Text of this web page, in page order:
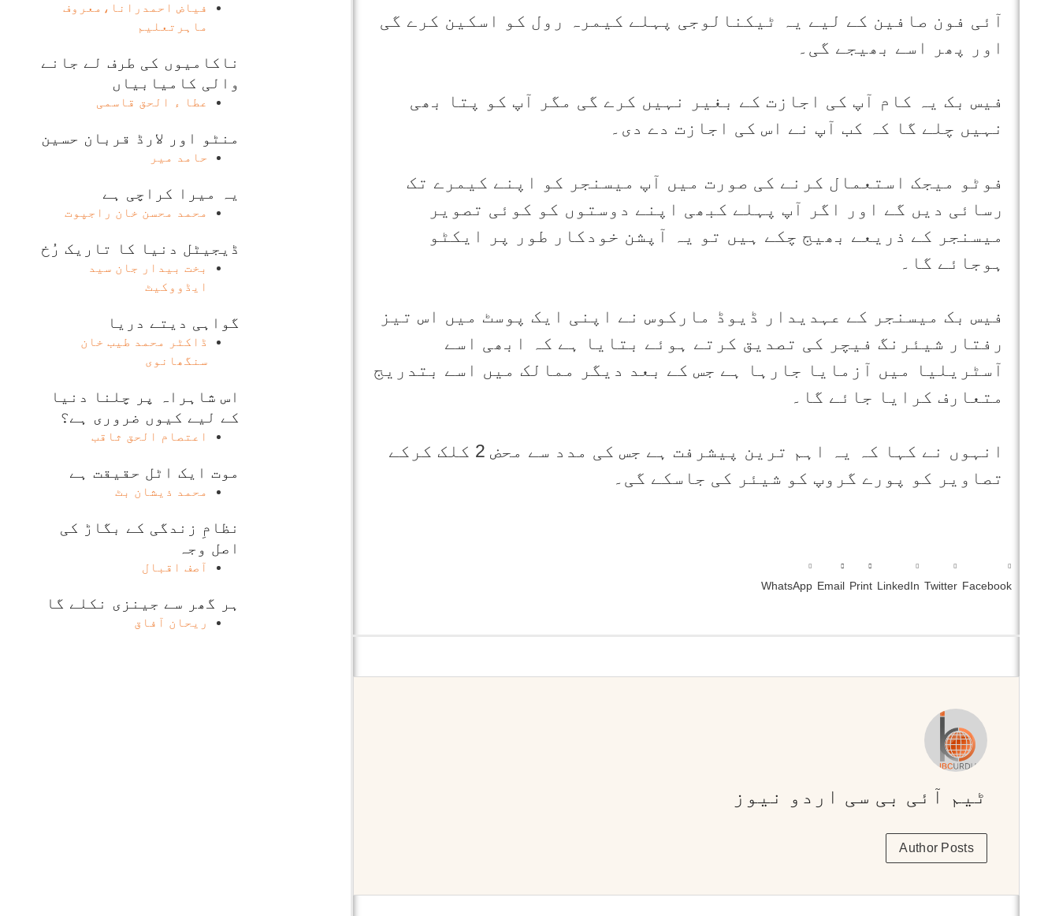
آئی فون صافین کے لیے یہ ٹیکنالوجی پہلے کیمرہ رول کو اسکین کرے گی
اور پھر اسے بھیجے گی۔
فیس بک یہ کام آپ کی اجازت کے بغیر نہیں کرے گی مگر آپ کو پتا بھی
نہیں چلے گا کہ کب آپ نے اس کی اجازت دے دی۔
فوٹو میجک استعمال کرنے کی صورت میں آپ میسنجر کو اپنے کیمرے تک
رسائی دیں گے اور اگر آپ پہلے کبھی اپنے دوستوں کو کوئی تصویر
میسنجر کے ذریعے بھیج چکے ہیں تو یہ آپشن خودکار طور پر ایکٹو
ہوجائے گا۔
فیس بک میسنجر کے عہدیدار ڈیوڈ مارکوس نے اپنی ایک پوسٹ میں اس تیز
رفتار شیئرنگ فیچر کی تصدیق کرتے ہوئے بتایا ہے کہ ابھی اسے
آسٹریلیا میں آزمایا جارہا ہے جس کے بعد دیگر ممالک میں اسے بتدریج
متعارف کرایا جائے گا۔
انہوں نے کہا کہ یہ اہم ترین پیشرفت ہے جس کی مدد سے محض 2 کلک کرکے
تصاویر کو پورے گروپ کو شیئر کی جاسکے گی۔
Facebook
Twitter
LinkedIn
Print
Email
WhatsApp
ٹیم آئی بی سی اردو نیوز
Author Posts
فیاض احمدرانا،معروف
ماہرتعلیم
ناکامیوں کی طرف لے جانے
والی کامیابیاں
عطا ء الحق قاسمی
منٹو اور لارڈ قربان حسین
حامد میر
یہ میرا کراچی ہے
محمد محسن خان راجپوت
ڈیجیٹل دنیا کا تاریک رُخ
بخت بیدار جان سید
ایڈووکیٹ
گواہی دیتے دریا
ڈاکٹر محمد طیب خان
سنگھانوی
اس شاہراہ پر چلنا دنیا
کے لیے کیوں ضروری ہے؟
اعتصام الحق ثاقب
موت ایک اٹل حقیقت ہے
محمد ذیشان بٹ
نظامِ زندگی کے بگاڑ کی
اصل وجہ
آصف اقبال
ہر گھر سے جینزی نکلے گا
ریحان آفاق